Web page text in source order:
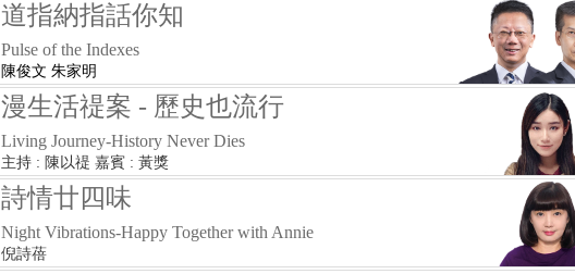
道指納指話你知
Pulse of the Indexes
陳俊文 朱家明
漫生活禔案 - 歷史也流行
Living Journey-History Never Dies
主持 : 陳以禔 嘉賓 : 黃獎
詩情廿四味
Night Vibrations-Happy Together with Annie
倪詩蓓